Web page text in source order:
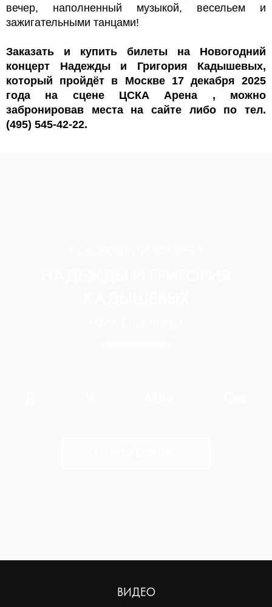
вечер, наполненный музыкой, весельем и
зажигательными танцами!
Заказать и купить билеты на Новогодний
концерт Надежды и Григория Кадышевых,
который пройдёт в Москве 17 декабря 2025
года на сцене ЦСКА Арена , можно
забронировав места на сайте либо по тел.
(495) 545-42-22.
ВИДЕО